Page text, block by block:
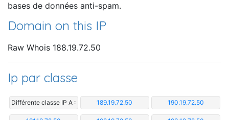
bases de données anti-spam.
Domain on this IP
Raw Whois 188.19.72.50
Ip par classe
Différente classe IP A : 189.19.72.50 190.19.72.50